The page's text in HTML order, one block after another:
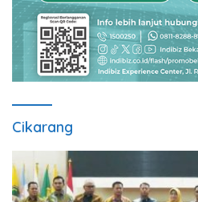
Cikarang